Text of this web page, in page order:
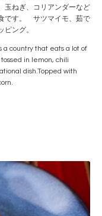
玉ねぎ、コリアンダーなど
です。 サツマイモ、茹で
ング。
a country that eats a lot of
in lemon, chili
dish.Topped with